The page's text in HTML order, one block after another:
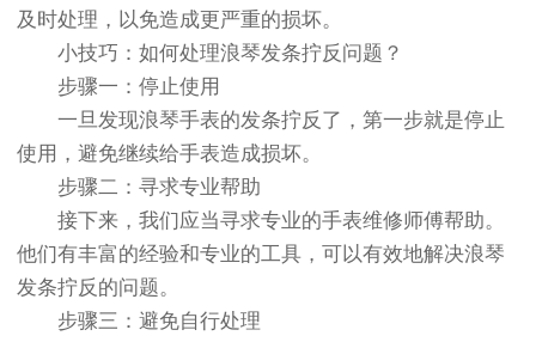
及时处理，以免造成更严重的损坏。
小技巧：如何处理浪琴发条拧反问题？
步骤一：停止使用
一旦发现浪琴手表的发条拧反了，第一步就是停止
使用，避免继续给手表造成损坏。
步骤二：寻求专业帮助
接下来，我们应当寻求专业的手表维修师傅帮助。
他们有丰富的经验和专业的工具，可以有效地解决浪琴
发条拧反的问题。
步骤三：避免自行处理